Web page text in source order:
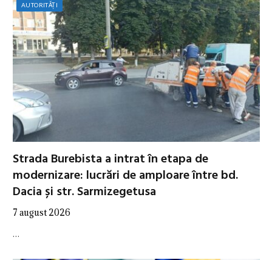
AUTORITĂȚI
Strada Burebista a intrat în etapa de
modernizare: lucrări de amploare între bd.
Dacia și str. Sarmizegetusa
7 august 2026
…